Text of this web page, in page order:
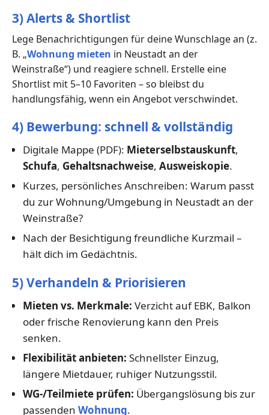
3) Alerts & Shortlist
Lege Benachrichtigungen für deine Wunschlage an (z.
B. „Wohnung mieten in Neustadt an der
Weinstraße“) und reagiere schnell. Erstelle eine
Shortlist mit 5–10 Favoriten – so bleibst du
handlungsfähig, wenn ein Angebot verschwindet.
4) Bewerbung: schnell & vollständig
Digitale Mappe (PDF): Mieterselbstauskunft,
Schufa, Gehaltsnachweise, Ausweiskopie.
Kurzes, persönliches Anschreiben: Warum passt
du zur Wohnung/Umgebung in Neustadt an der
Weinstraße?
Nach der Besichtigung freundliche Kurzmail –
hält dich im Gedächtnis.
5) Verhandeln & Priorisieren
Mieten vs. Merkmale: Verzicht auf EBK, Balkon
oder frische Renovierung kann den Preis
senken.
Flexibilität anbieten: Schnellster Einzug,
längere Mietdauer, ruhiger Nutzungsstil.
WG-/Teilmiete prüfen: Übergangslösung bis zur
passenden Wohnung.